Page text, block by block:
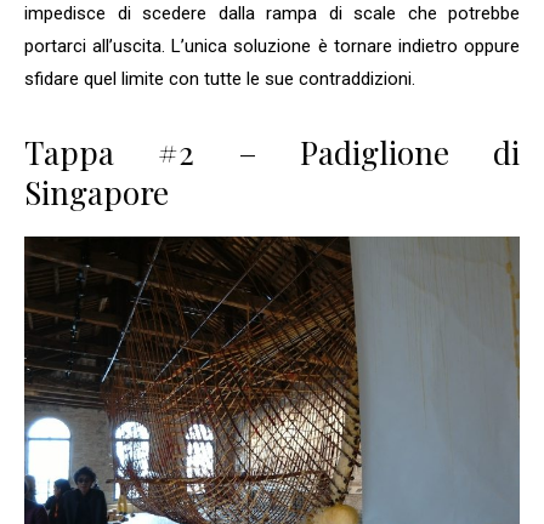
impedisce di scedere dalla rampa di scale che potrebbe
portarci all’uscita. L’unica soluzione è tornare indietro oppure
sfidare quel limite con tutte le sue contraddizioni.
Tappa #2 – Padiglione di
Singapore